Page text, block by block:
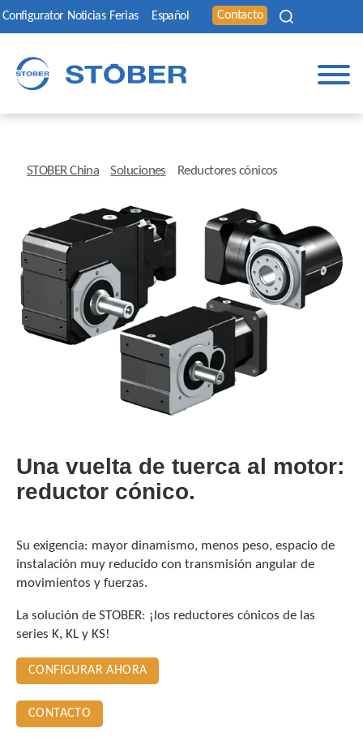
Configurator Noticias Ferias Español Contacto
STOBER China Soluciones Reductores cónicos
Una vuelta de tuerca al motor:
reductor cónico.
Su exigencia: mayor dinamismo, menos peso, espacio de
instalación muy reducido con transmisión angular de
movimientos y fuerzas.
La solución de STOBER: ¡los reductores cónicos de las
series K, KL y KS!
CONFIGURAR AHORA
CONTACTO